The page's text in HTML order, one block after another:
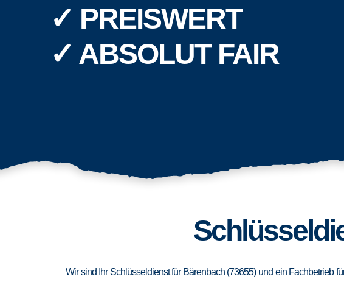
✓ PREISWERT
✓ ABSOLUT FAIR
Wir sind Ihr Schlüsseldienst für Bärenbach (73655) und ein Fachbetrieb